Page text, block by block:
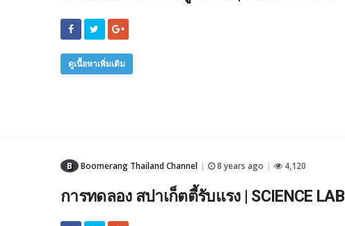
ดูเนื้อหาเพิ่มเติม
B Boomerang Thailand Channel 8 years ago 4,120
การทดลอง สปาเก็ตตี้รับแรง | SCIENCE LAB